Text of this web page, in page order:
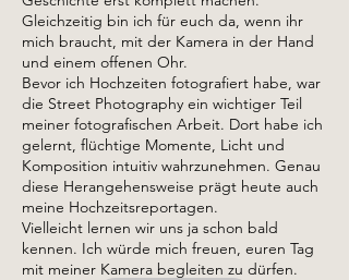
Gleichzeitig bin ich für euch da, wenn ihr
mich braucht, mit der Kamera in der Hand
und einem offenen Ohr.
Bevor ich Hochzeiten fotografiert habe, war
die Street Photography ein wichtiger Teil
meiner fotografischen Arbeit. Dort habe ich
gelernt, flüchtige Momente, Licht und
Komposition intuitiv wahrzunehmen. Genau
diese Herangehensweise prägt heute auch
meine Hochzeitsreportagen.
Vielleicht lernen wir uns ja schon bald
kennen. Ich würde mich freuen, euren Tag
mit meiner Kamera begleiten zu dürfen.